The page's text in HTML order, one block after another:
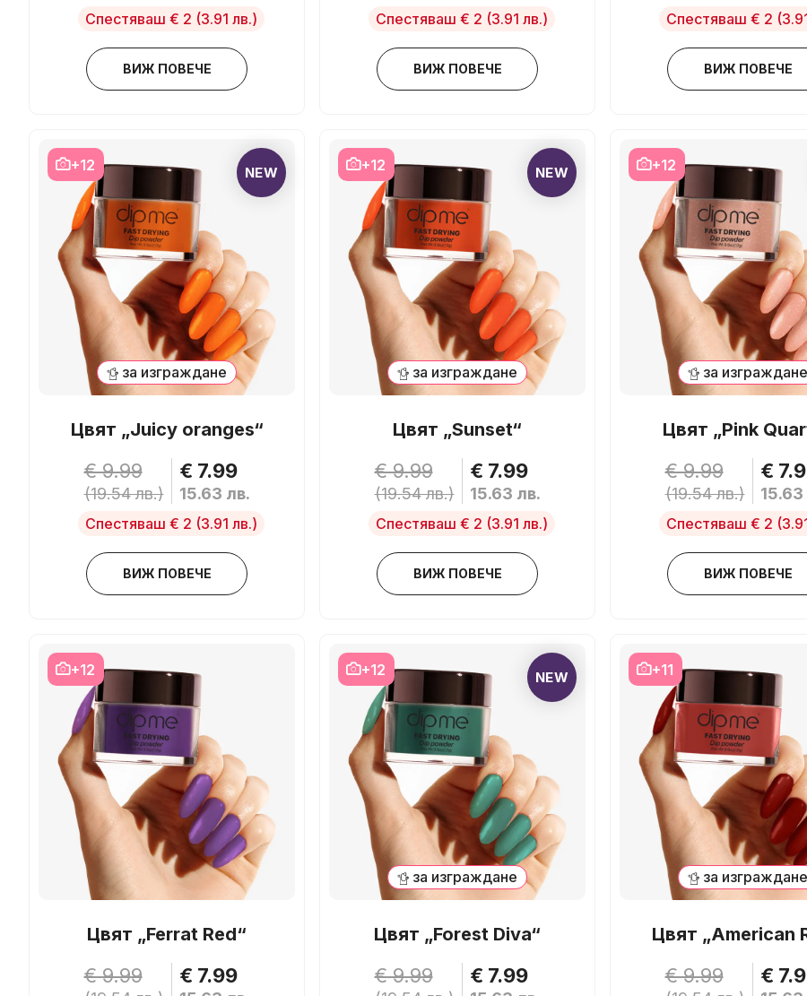
Спестяваш € 2 (3.91 лв.)
ВИЖ ПОВЕЧЕ
Спестяваш € 2 (3.91 лв.)
ВИЖ ПОВЕЧЕ
Спестяваш € 2
ВИЖ ПОВЕЧЕ
за изграждане
+12 NEW
Цвят „Juicy oranges“
€ 9.99
(19.54 лв.)
€ 7.99
15.63 лв.
Спестяваш € 2 (3.91 лв.)
ВИЖ ПОВЕЧЕ
за изграждане
+12 NEW
Цвят „Sunset“
€ 9.99
(19.54 лв.)
€ 7.99
15.63 лв.
Спестяваш € 2 (3.91 лв.)
ВИЖ ПОВЕЧЕ
за изграждане
+12
Цвят „Pink
€ 9.99
(19.54 лв.)
€
15.63
Спестяваш € 2
ВИЖ ПОВЕЧЕ
+12
Цвят „Ferrat Red“
€ 9.99 € 7.99
за изграждане
+12 NEW
Цвят „Forest Diva“
€ 9.99 € 7.99
за изграждане
+11
Цвят „American
€ 9.99 €